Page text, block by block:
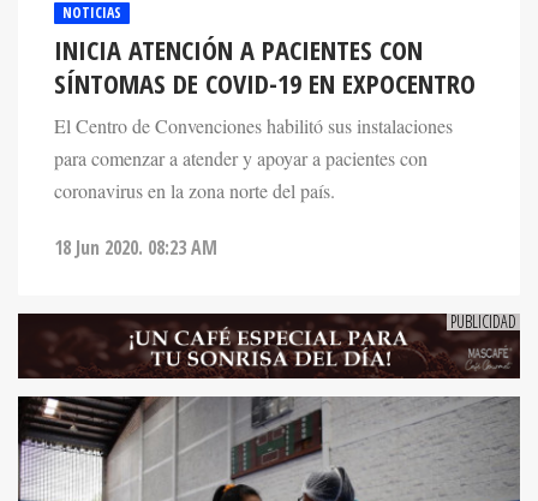
NOTICIAS
INICIA ATENCIÓN A PACIENTES CON
SÍNTOMAS DE COVID-19 EN EXPOCENTRO
El Centro de Convenciones habilitó sus instalaciones
para comenzar a atender y apoyar a pacientes con
coronavirus en la zona norte del país.
18 Jun 2020. 08:23 AM